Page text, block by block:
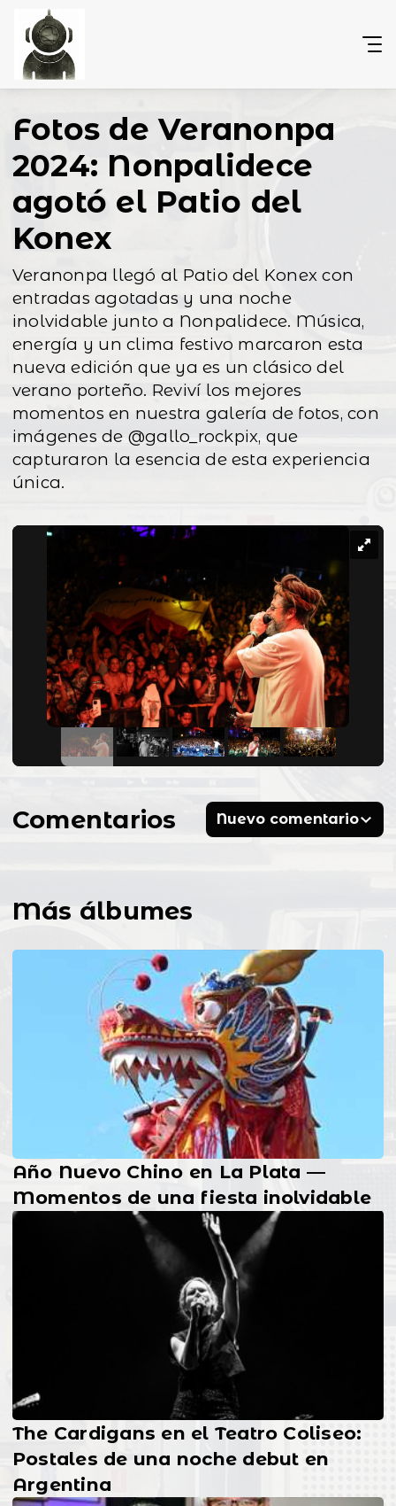
Fotos de Veranonpa
2024: Nonpalidece
agotó el Patio del
Konex
Veranonpa llegó al Patio del Konex con
entradas agotadas y una noche
inolvidable junto a Nonpalidece. Música,
energía y un clima festivo marcaron esta
nueva edición que ya es un clásico del
verano porteño. Reviví los mejores
momentos en nuestra galería de fotos, con
imágenes de @gallo_rockpix, que
capturaron la esencia de esta experiencia
única.
Más álbumes
Año Nuevo Chino en La Plata —
Momentos de una fiesta inolvidable
The Cardigans en el Teatro Coliseo:
Postales de una noche debut en
Argentina
Comentarios Nuevo comentario